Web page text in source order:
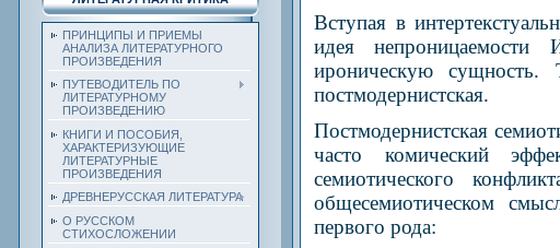
ПРИНЦИПЫ И ПРИЕМЫ
АНАЛИЗА ЛИТЕРАТУРНОГО
ПРОИЗВЕДЕНИЯ
ПУТЕВОДИТЕЛЬ ПО
ЛИТЕРАТУРНОМУ
ПРОИЗВЕДЕНИЮ
КНИГИ И ПОСОБИЯ,
ХАРАКТЕРИЗУЮЩИЕ
ЛИТЕРАТУРНЫЕ
ПРОИЗВЕДЕНИЯ
ДРЕВНЕРУССКАЯ ЛИТЕРАТУРА
О РУССКОМ
СТИХОСЛОЖЕНИИ
Вступая в
идея
ироническую сущность.
постмодернистская.
Постмодернистская
часто комический
семиотического
общесемиотическом
первого рода: